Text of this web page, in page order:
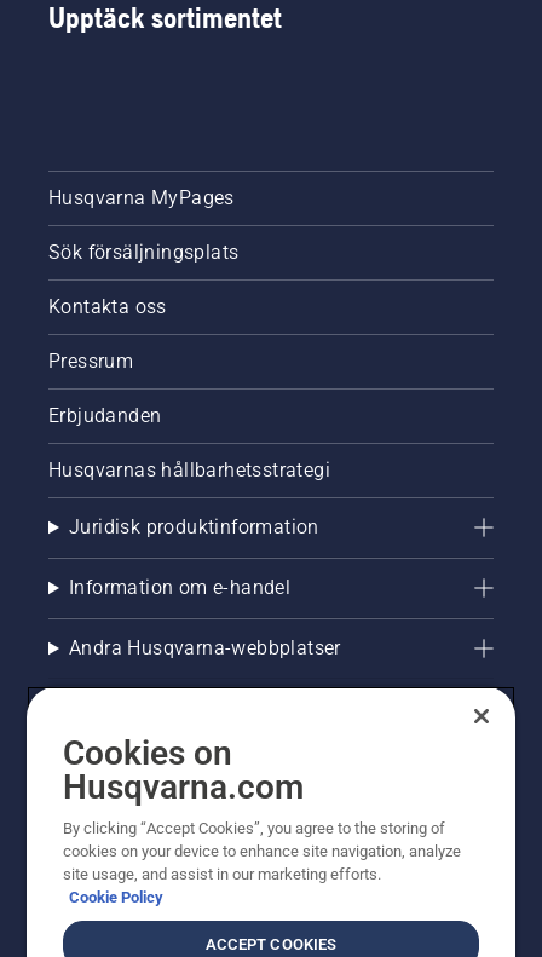
Upptäck sortimentet
Husqvarna MyPages
Sök försäljningsplats
Kontakta oss
Pressrum
Erbjudanden
Husqvarnas hållbarhetsstrategi
Juridisk produktinformation
Information om e-handel
Andra Husqvarna-webbplatser
© Husqvarna AB (publ). All rights reserved. Priserna
som visas är rekommenderade cirkapriser. Alla angivna
Cookies on
Husqvarna.com
By clicking “Accept Cookies”, you agree to the storing of
cookies on your device to enhance site navigation, analyze
site usage, and assist in our marketing efforts.
Cookie Policy
ACCEPT COOKIES